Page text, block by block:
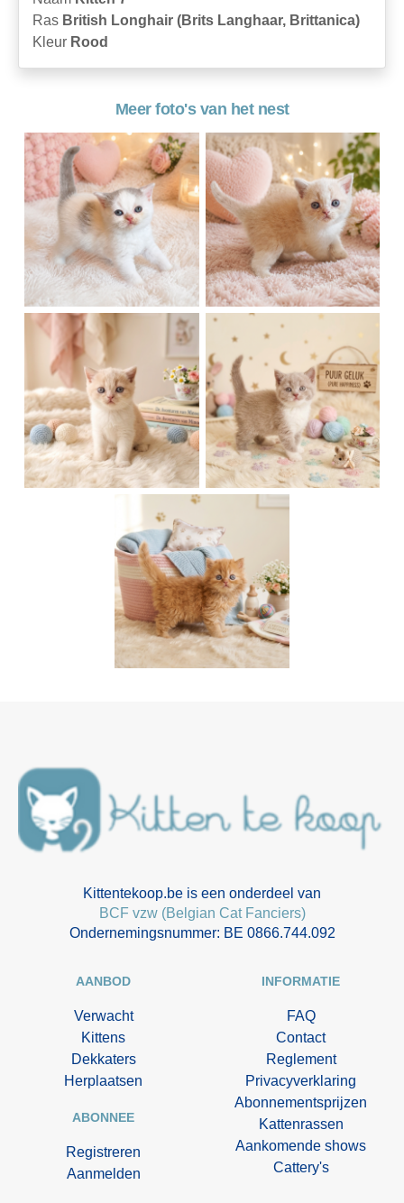
Ras British Longhair (Brits Langhaar, Brittanica)
Kleur Rood
Meer foto's van het nest
Kittentekoop.be is een onderdeel van
BCF vzw (Belgian Cat Fanciers)
Ondernemingsnummer: BE 0866.744.092
AANBOD
Verwacht
Kittens
Dekkaters
Herplaatsen
ABONNEE
Registreren
Aanmelden
INFORMATIE
FAQ
Contact
Reglement
Privacyverklaring
Abonnementsprijzen
Kattenrassen
Aankomende shows
Cattery's